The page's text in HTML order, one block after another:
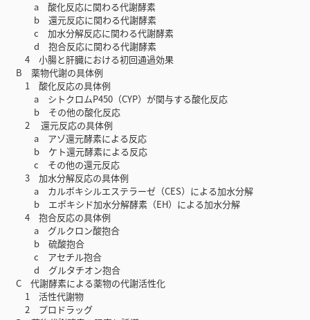
a 酸化反応に関わる代謝酵素
b 還元反応に関わる代謝酵素
c 加水分解反応に関わる代謝酵素
d 抱合反応に関わる代謝酵素
4 小腸と肝臓における初回通過効果
B 薬物代謝の具体例
1 酸化反応の具体例
a シトクロムP450（CYP）が関与する酸化反応
b その他の酸化反応
2 還元反応の具体例
a アゾ還元酵素による反応
b ケト還元酵素による反応
c その他の還元反応
3 加水分解反応の具体例
a カルボキシルエステラーゼ（CES）による加水分解
b エポキシド加水分解酵素（EH）による加水分解
4 抱合反応の具体例
a グルクロン酸抱合
b 硫酸抱合
c アセチル抱合
d グルタチオン抱合
C 代謝酵素による薬物の代謝活性化
1 活性代謝物
2 プロドラッグ